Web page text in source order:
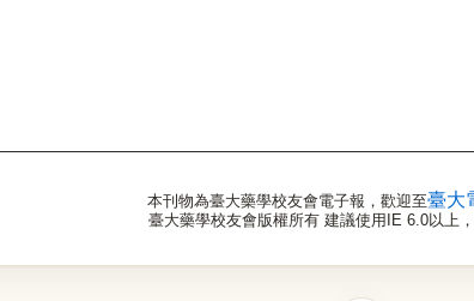
本刊物為臺大藥學校友會電子報，歡迎至臺大
臺大藥學校友會版權所有 建議使用IE 6.0以上